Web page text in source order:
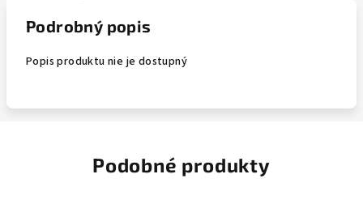
Podrobný popis
Popis produktu nie je dostupný
Podobné produkty